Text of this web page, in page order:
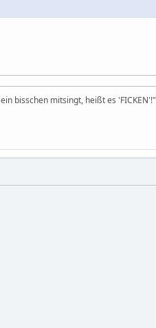
ein bisschen mitsingt, heißt es 'FICKEN'!"